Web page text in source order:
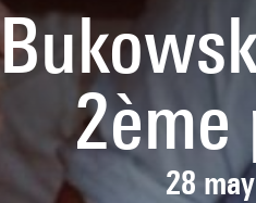
2ème
28